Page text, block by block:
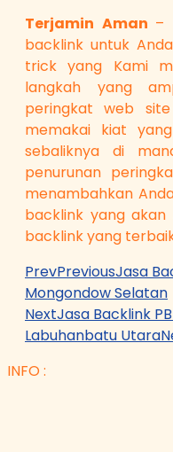
Terjamin Aman –
backlink untuk
trick yang Kami
langkah yang
peringkat web
memakai kiat
sebaliknya di
penurunan
menambahkan
backlink yang
backlink yang
PrevPreviousJasa
Mongondow Selatan
NextJasa Backlink
Labuhanbatu Utara
INFO :